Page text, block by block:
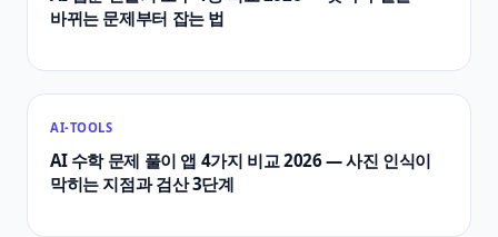
바뀌는 문제부터 잡는 법
AI-TOOLS
AI 수학 문제 풀이 앱 4가지 비교 2026 — 사진 인식이
막히는 지점과 검산 3단계